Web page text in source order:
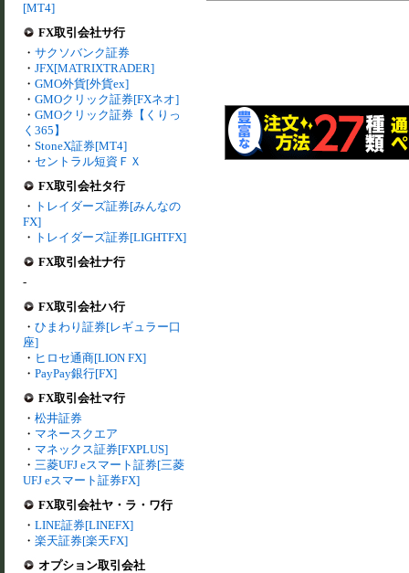
[MT4]
FX取引会社サ行
・ サクソバンク証券
・ JFX[MATRIXTRADER]
・ GMO外貨[外貨ex]
・ GMOクリック証券[FXネオ]
・ GMOクリック証券【くりっ
く365】
・ StoneX証券[MT4]
・ セントラル短資ＦＸ
FX取引会社タ行
・ トレイダーズ証券[みんなの
FX]
・ トレイダーズ証券[LIGHTFX]
FX取引会社ナ行
-
FX取引会社ハ行
・ ひまわり証券[レギュラー口
座]
・ ヒロセ通商[LION FX]
・ PayPay銀行[FX]
FX取引会社マ行
・ 松井証券
・ マネースクエア
・ マネックス証券[FXPLUS]
・ 三菱UFJ eスマート証券[三菱
UFJ eスマート証券FX]
FX取引会社ヤ・ラ・ワ行
・ LINE証券[LINEFX]
・ 楽天証券[楽天FX]
オプション取引会社